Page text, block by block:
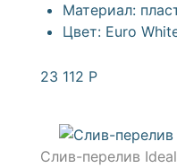
Материал:
Цвет: Euro
23 112 Р
Слив-перелив